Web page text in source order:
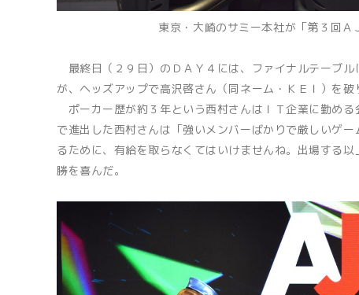
東京・大崎のサミー本社が「第３回
最終日（２９日）のＤＡＹ４には、ファイナルテーブ
が、ヘッズアップで高沢啓さん（同ネーム・ＫＥＩ）を
ポーカー歴が約３年という西村さんはＩＴ企業に勤め
で進出した西村さんは「強いメンバーばかりで厳しいゲ
るために、有給を取らなくてはいけませんね。出場する
勝を喜んだ。